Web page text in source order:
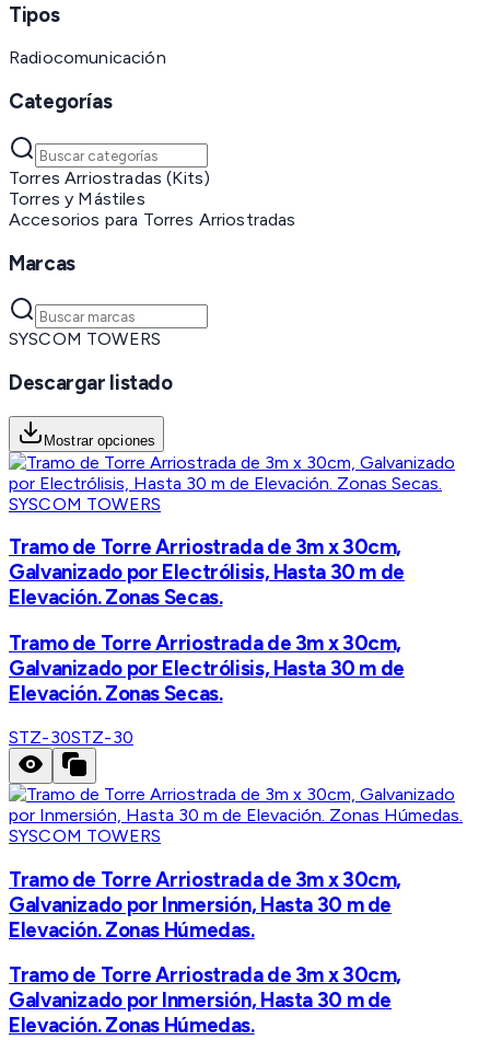
Tipos
Radiocomunicación
Categorías
Torres Arriostradas (Kits)
Torres y Mástiles
Accesorios para Torres Arriostradas
Marcas
SYSCOM TOWERS
Descargar listado
Mostrar opciones
SYSCOM TOWERS
Tramo de Torre Arriostrada de 3m x 30cm,
Galvanizado por Electrólisis, Hasta 30 m de
Elevación. Zonas Secas.
Tramo de Torre Arriostrada de 3m x 30cm,
Galvanizado por Electrólisis, Hasta 30 m de
Elevación. Zonas Secas.
STZ-30STZ-30
SYSCOM TOWERS
Tramo de Torre Arriostrada de 3m x 30cm,
Galvanizado por Inmersión, Hasta 30 m de
Elevación. Zonas Húmedas.
Tramo de Torre Arriostrada de 3m x 30cm,
Galvanizado por Inmersión, Hasta 30 m de
Elevación. Zonas Húmedas.